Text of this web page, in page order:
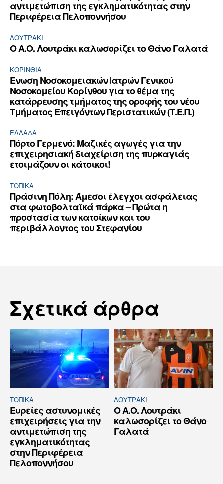
αντιμετώπιση της εγκληματικότητας στην
Περιφέρεια Πελοποννήσου
ΛΟΥΤΡΆΚΙ
Ο Α.Ο. Λουτράκι καλωσορίζει το Θάνο Γαλατά
ΚΟΡΙΝΘΊΑ
Ένωση Νοσοκομειακών Ιατρών Γενικού
Νοσοκομείου Κορίνθου για το θέμα της
κατάρρευσης τμήματος της οροφής του νέου
Τμήματος Επειγόντων Περιστατικών (Τ.Ε.Π.)
ΕΛΛΆΔΑ
Πόρτο Γερμενό: Μαζικές αγωγές για την
επιχειρησιακή διαχείριση της πυρκαγιάς
ετοιμάζουν οι κάτοικοι!
ΤΟΠΙΚΑ
Πράσινη Πόλη: Άμεσοι έλεγχοι ασφάλειας
στα φωτοβολταϊκά πάρκα – Πρώτα η
προστασία των κατοίκων και του
περιβάλλοντος του Στεφανίου
Σχετικά άρθρα
ΤΟΠΙΚΑ
Ευρείες αστυνομικές
επιχειρήσεις για την
αντιμετώπιση της
εγκληματικότητας
στην Περιφέρεια
Πελοποννήσου
ΛΟΥΤΡΆΚΙ
Ο Α.Ο. Λουτράκι
καλωσορίζει το Θάνο
Γαλατά